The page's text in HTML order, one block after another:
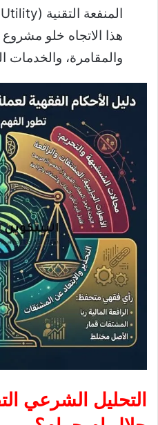
هذا الاتجاه خلو مشروع
والمقامرة، والخدمات